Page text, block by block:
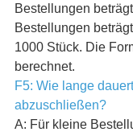
Bestellungen
Bestellungen
1000 Stück. Die
berechnet.
F5: Wie lange
abzuschließen?
A: Für kleine